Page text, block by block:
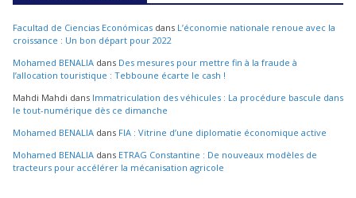
Facultad de Ciencias Económicas dans L’économie nationale renoue avec la
croissance : Un bon départ pour 2022
Mohamed BENALIA dans Des mesures pour mettre fin à la fraude à
l’allocation touristique : Tebboune écarte le cash !
Mahdi Mahdi dans Immatriculation des véhicules : La procédure bascule dans
le tout-numérique dès ce dimanche
Mohamed BENALIA dans FIA : Vitrine d’une diplomatie économique active
Mohamed BENALIA dans ETRAG Constantine : De nouveaux modèles de
tracteurs pour accélérer la mécanisation agricole